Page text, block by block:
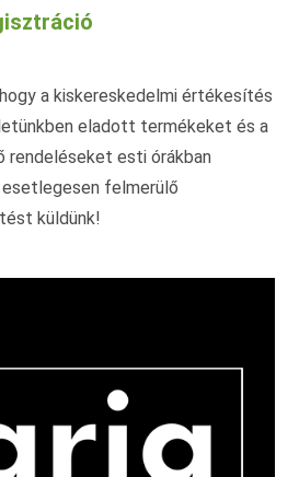
a
termékoldalon
a kiskereskedelmi értékesítés
eladott termékeket és a
rendeléseket esti órákban
felmerülő
küldünk!